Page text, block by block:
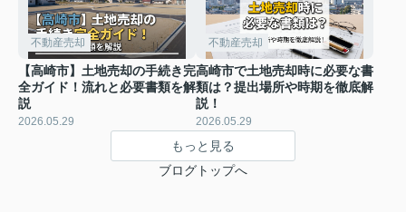
不動産売却
【高崎市】土地売却の手続き完
全ガイド！流れと必要書類を解
説
2026.05.29
不動産売却
高崎市で土地売却時に必要な書
類は？提出場所や時期を徹底解
説！
2026.05.29
もっと見る
ブログトップへ